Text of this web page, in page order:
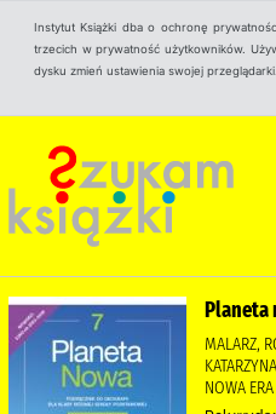
Instytut Książki dba o ochronę
trzecich w prywatność użytkowników.
dysku zmień ustawienia swojej
Planeta
MALARZ,
NOWA ERA